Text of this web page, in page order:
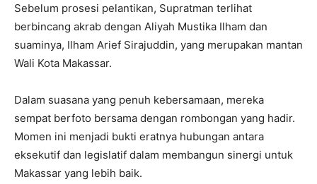
Sebelum prosesi pelantikan, Supratman terlihat
berbincang akrab dengan Aliyah Mustika Ilham dan
suaminya, Ilham Arief Sirajuddin, yang merupakan mantan
Wali Kota Makassar.
Dalam suasana yang penuh kebersamaan, mereka
sempat berfoto bersama dengan rombongan yang hadir.
Momen ini menjadi bukti eratnya hubungan antara
eksekutif dan legislatif dalam membangun sinergi untuk
Makassar yang lebih baik.